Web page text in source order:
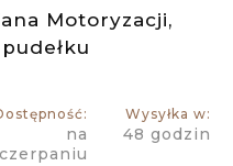
Motoryzacji,
na
Wysyłka w:
48 godzin